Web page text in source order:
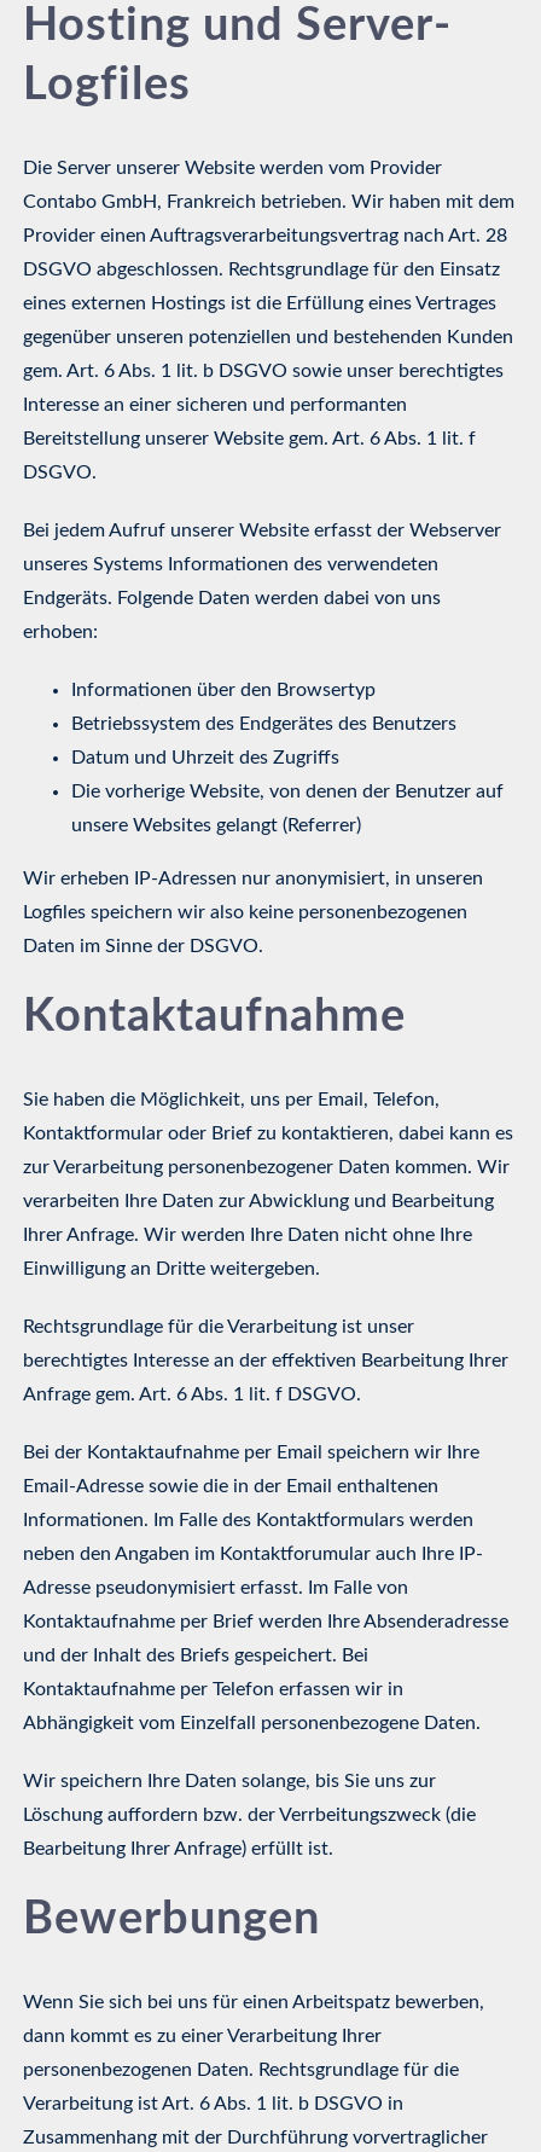
Hosting und Server-
Logfiles
Die Server unserer Website werden vom Provider
Contabo GmbH, Frankreich betrieben. Wir haben mit dem
Provider einen Auftragsverarbeitungsvertrag nach Art. 28
DSGVO abgeschlossen. Rechtsgrundlage für den Einsatz
eines externen Hostings ist die Erfüllung eines Vertrages
gegenüber unseren potenziellen und bestehenden Kunden
gem. Art. 6 Abs. 1 lit. b DSGVO sowie unser berechtigtes
Interesse an einer sicheren und performanten
Bereitstellung unserer Website gem. Art. 6 Abs. 1 lit. f
DSGVO.
Bei jedem Aufruf unserer Website erfasst der Webserver
unseres Systems Informationen des verwendeten
Endgeräts. Folgende Daten werden dabei von uns
erhoben:
Informationen über den Browsertyp
Betriebssystem des Endgerätes des Benutzers
Datum und Uhrzeit des Zugriffs
Die vorherige Website, von denen der Benutzer auf
unsere Websites gelangt (Referrer)
Wir erheben IP-Adressen nur anonymisiert, in unseren
Logfiles speichern wir also keine personenbezogenen
Daten im Sinne der DSGVO.
Kontaktaufnahme
Sie haben die Möglichkeit, uns per Email, Telefon,
Kontaktformular oder Brief zu kontaktieren, dabei kann es
zur Verarbeitung personenbezogener Daten kommen. Wir
verarbeiten Ihre Daten zur Abwicklung und Bearbeitung
Ihrer Anfrage. Wir werden Ihre Daten nicht ohne Ihre
Einwilligung an Dritte weitergeben.
Rechtsgrundlage für die Verarbeitung ist unser
berechtigtes Interesse an der effektiven Bearbeitung Ihrer
Anfrage gem. Art. 6 Abs. 1 lit. f DSGVO.
Bei der Kontaktaufnahme per Email speichern wir Ihre
Email-Adresse sowie die in der Email enthaltenen
Informationen. Im Falle des Kontaktformulars werden
neben den Angaben im Kontaktforumular auch Ihre IP-
Adresse pseudonymisiert erfasst. Im Falle von
Kontaktaufnahme per Brief werden Ihre Absenderadresse
und der Inhalt des Briefs gespeichert. Bei
Kontaktaufnahme per Telefon erfassen wir in
Abhängigkeit vom Einzelfall personenbezogene Daten.
Wir speichern Ihre Daten solange, bis Sie uns zur
Löschung auffordern bzw. der Verrbeitungszweck (die
Bearbeitung Ihrer Anfrage) erfüllt ist.
Bewerbungen
Wenn Sie sich bei uns für einen Arbeitspatz bewerben,
dann kommt es zu einer Verarbeitung Ihrer
personenbezogenen Daten. Rechtsgrundlage für die
Verarbeitung ist Art. 6 Abs. 1 lit. b DSGVO in
Zusammenhang mit der Durchführung vorvertraglicher